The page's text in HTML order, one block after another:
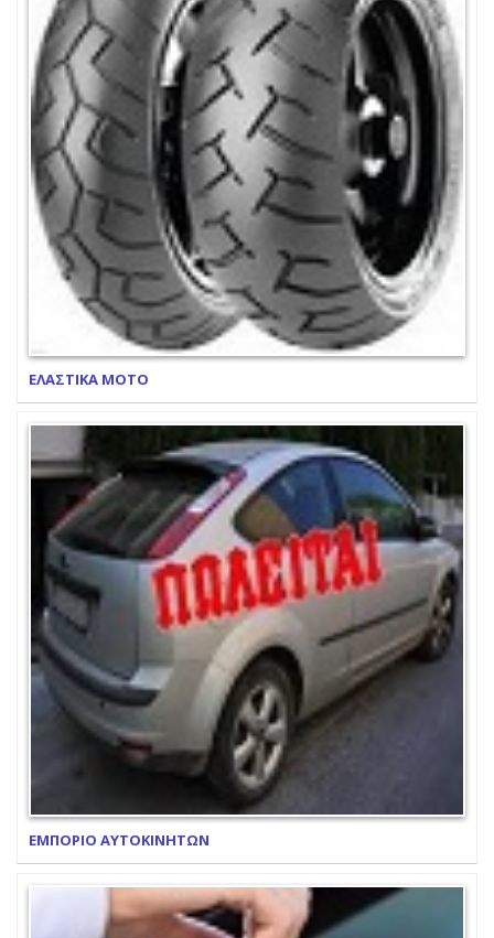
ΕΛΑΣΤΙΚΑ ΜΟΤΟ
ΕΜΠΟΡΙΟ ΑΥΤΟΚΙΝΗΤΩΝ